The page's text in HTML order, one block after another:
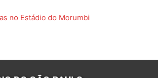
no Estádio do Morumbi